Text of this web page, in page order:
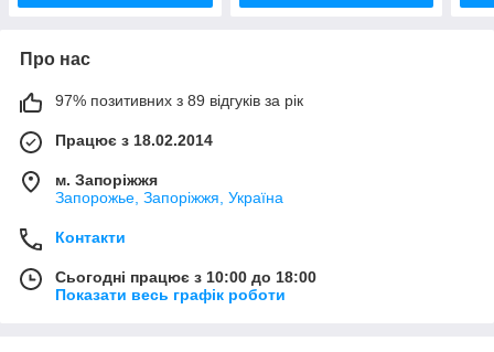
Про нас
97% позитивних з 89 відгуків за рік
Працює з 18.02.2014
м. Запоріжжя
Запорожье, Запоріжжя, Україна
Контакти
Сьогодні працює з 10:00 до 18:00
Показати весь графік роботи